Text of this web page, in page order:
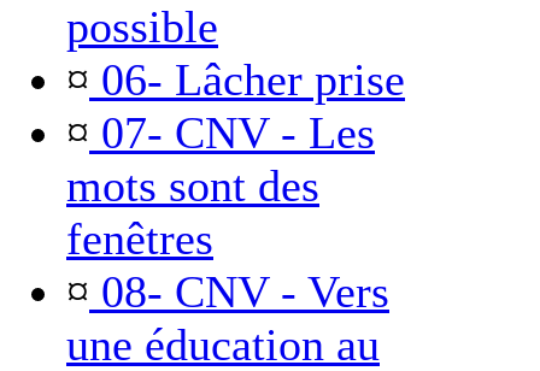
possible
¤ 06- Lâcher prise
¤ 07- CNV - Les
mots sont des
fenêtres
¤ 08- CNV - Vers
une éducation au